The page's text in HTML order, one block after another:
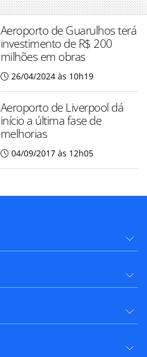
Aeroporto de Guarulhos terá
investimento de R$ 200
milhões em obras
26/04/2024 às 10h19
Aeroporto de Liverpool dá
início a última fase de
melhorias
04/09/2017 às 12h05